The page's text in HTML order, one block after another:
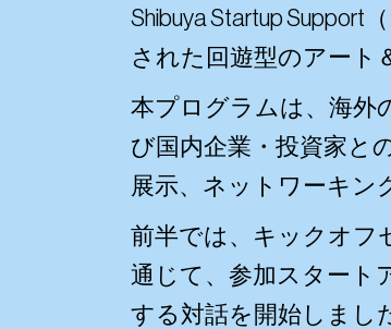
Shibuya Startup Support
された回遊型のアート
本プログラムは、海外
び国内企業・投資家と
展示、ネットワーキン
前半では、キックオフ
通じて、参加スタート
する対話を開始しまし